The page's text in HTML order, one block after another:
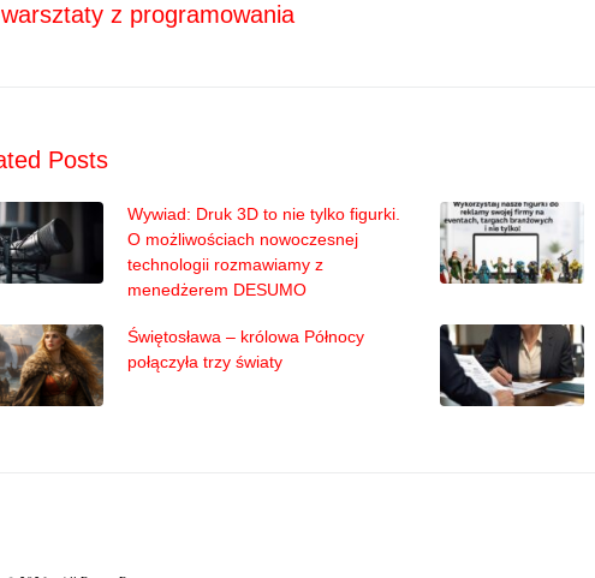
warsztaty z programowania
Posts
Wywiad: Druk 3D to nie tylko figurki.
O możliwościach nowoczesnej
technologii rozmawiamy z
menedżerem DESUMO
Świętosława – królowa Północy
połączyła trzy światy